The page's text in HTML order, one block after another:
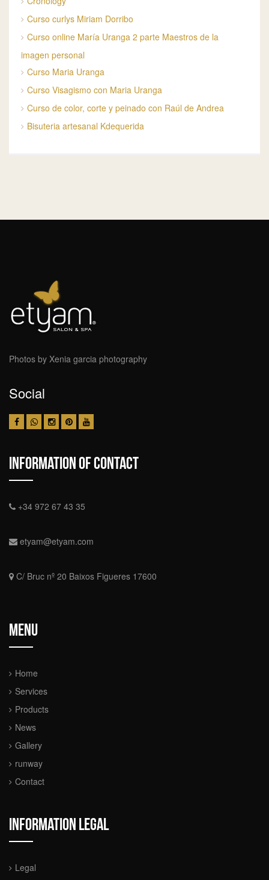
Curso curlys Miriam Dorribo
Curso online María Uranga 2 parte Maestros de la
imagen personal
Curso Maria Uranga
Curso Visagismo con Maria Uranga
Curso de color, corte y peinado con Raúl de Andrea
Bisuteria artesanal Kdequerida
Photos by Xenia garcia photography
Social
Information Of Contact
+34 972 67 43 35
etyam@etyam.com
C/ Bruc nº 20 Baixos Figueres 17600
Menu
Home
Services
Products
News
Gallery
runway
Contact
Information legal
Legal